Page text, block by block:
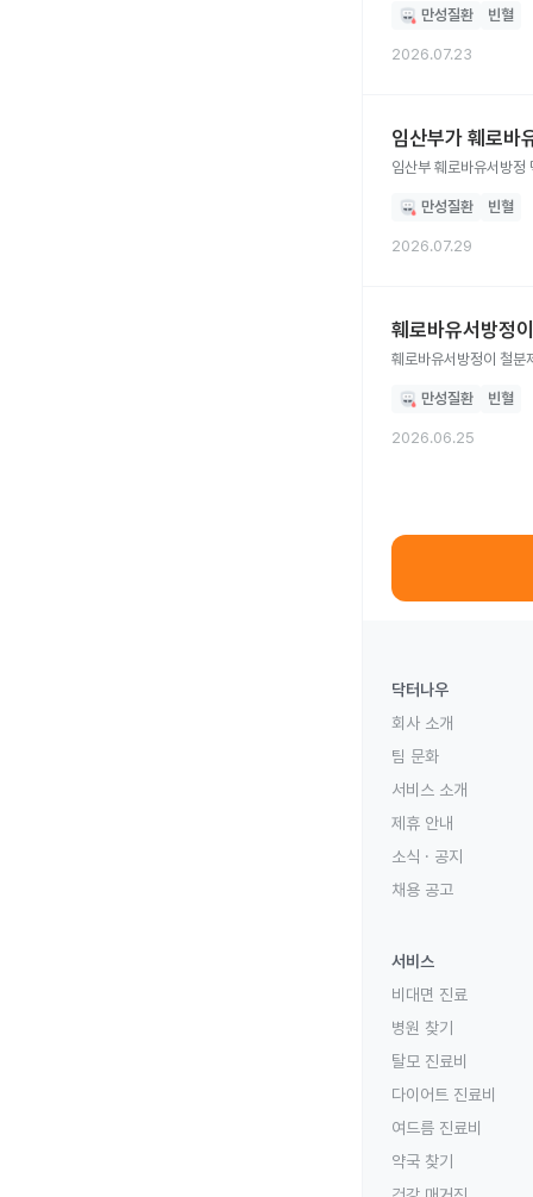
만성질환 빈혈
2026.07.23
임산부가 훼로바
임산부 훼로바유서방정
만성질환 빈혈
2026.07.29
훼로바유서방정
훼로바유서방정이 철분
만성질환 빈혈
2026.06.25
닥터나우
회사 소개
팀 문화
서비스 소개
제휴 안내
소식 · 공지
채용 공고
서비스
비대면 진료
병원 찾기
탈모 진료비
다이어트 진료비
여드름 진료비
약국 찾기